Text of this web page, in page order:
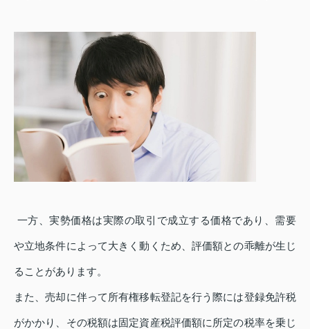
一方、実勢価格は実際の取引で成立する価格であり、需要
や立地条件によって大きく動くため、評価額との乖離が生じ
ることがあります。
また、売却に伴って所有権移転登記を行う際には登録免許税
がかかり、その税額は固定資産税評価額に所定の税率を乗じ